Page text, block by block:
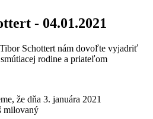
- 04.01.2021
Schottert nám dovoľte vyjadriť
rodine a priateľom
že dňa 3. januára 2021
milovaný